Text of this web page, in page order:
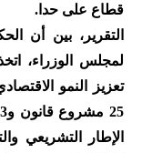
قطاع على حدا.
تعزيز النمو
الإطار التشريعي